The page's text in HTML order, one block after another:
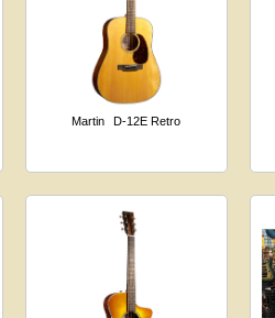
Martin D-12E Retro